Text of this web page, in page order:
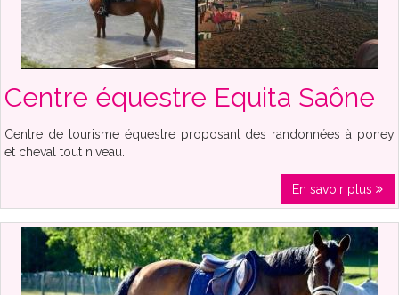
Centre équestre Equita Saône
Centre de tourisme équestre proposant des randonnées à poney
et cheval tout niveau.
En savoir plus